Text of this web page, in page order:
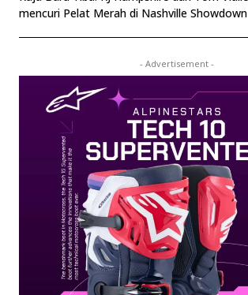
mencuri Pelat Merah di Nashville Showdown
- Advertisement -